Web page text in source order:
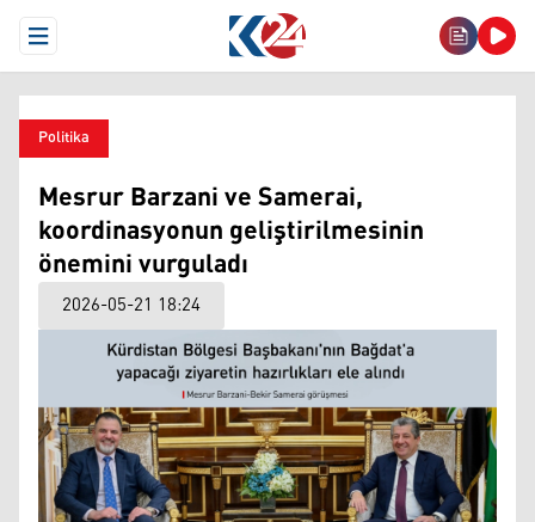
Open Menu
Politika
Mesrur Barzani ve Samerai,
koordinasyonun geliştirilmesinin
önemini vurguladı
2026-05-21 18:24